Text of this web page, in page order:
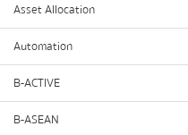
Asset Allocation
Automation
B-ACTIVE
B-ASEAN